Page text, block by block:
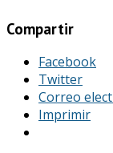
Compartir
Facebook
Twitter
Correo
Imprimir